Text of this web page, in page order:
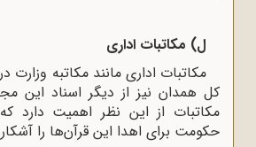
ل) مکاتبات اداری
مکاتبات اداری مانند مکاتبه وزارت
کل همدان نیز از دیگر اسناد این
مکاتبات از این نظر اهمیت دارد
حکومت برای اهدا این قرآن‌ها را